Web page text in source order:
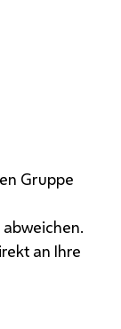
Gruppe
an Ihre